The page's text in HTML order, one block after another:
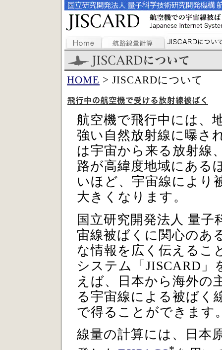
HOME > JISCARDについて
航空機で飛行中には、
強い自然放射線に曝さ
は宇宙から来る放射線
路が高緯度地域にある
いほど、宇宙線により
大きくなります。
国立研究開発法人 量子
宙線被ばくに関心のあ
な情報を広く伝えるこ
システム「JISCARD」
えば、日本から海外の
る宇宙線による被ばく
で得ることができます
線量の計算には、日本